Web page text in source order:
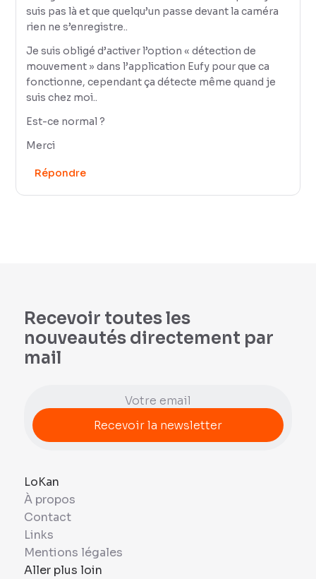
suis pas là et que quelqu’un passe devant la caméra
rien ne s’enregistre..
Je suis obligé d’activer l’option « détection de
mouvement » dans l’application Eufy pour que ca
fonctionne, cependant ça détecte même quand je
suis chez moi..
Est-ce normal ?
Merci
Répondre
Recevoir toutes les
nouveautés directement par
mail
LoKan
À propos
Contact
Links
Mentions légales
Aller plus loin